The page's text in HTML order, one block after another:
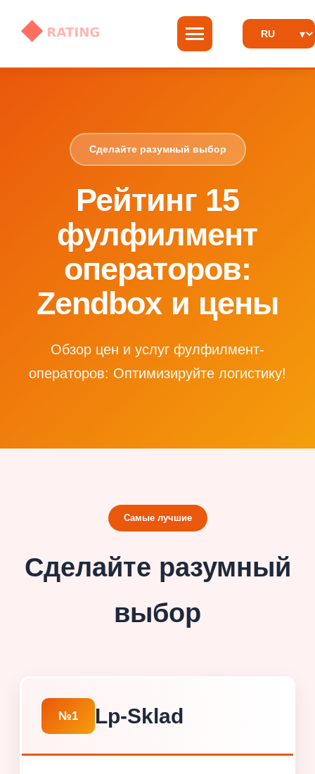
Сделайте разумный выбор
Рейтинг 15
фулфилмент
операторов:
Zendbox и цены
Обзор цен и услуг фулфилмент-
операторов: Оптимизируйте логистику!
Самые лучшие
Сделайте разумный
выбор
№1 Lp-Sklad